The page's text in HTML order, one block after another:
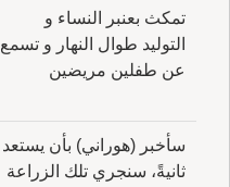
تمكث بعنبر النساء و
التوليد طوال النهار و تسمع
عن طفلين مريضين
سأخبر (هوراني) بأن يستعد
ثانيةً، سنجري تلك الزراعة